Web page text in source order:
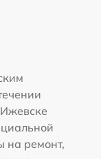
на ремонт,